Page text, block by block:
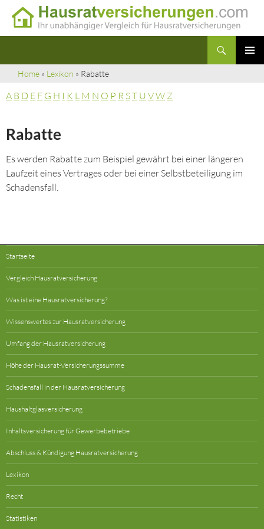
InhaltHome » Lexikon » Rabatte
A B D E F G H I K L M N O P R ST U VW Z
Rabatte
Es werden Rabatte zum Beispiel gewährt bei einer längeren
Laufzeit eines Vertrages oder bei einer Selbstbeteiligung im
Schadensfall.
Startseite
Vergleich Hausratversicherung
Was ist eine Hausratversicherung?
Wissenswertes zur Hausratversicherung
Umfang der Hausratversicherung
Höhe der Hausrat-Versicherungssumme
Schadensfall in der Hausratversicherung
Haushaltglasversicherung
Inhaltsversicherung für Gewerbebetriebe
Abschluss & Kündigung Hausratversicherung
Lexikon
Recht
Statistiken